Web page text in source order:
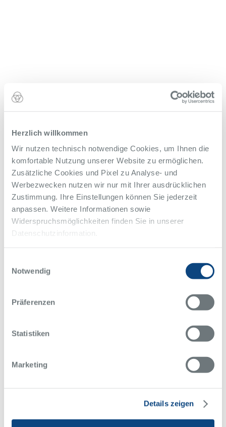
Herzlich willkommen
Wir nutzen technisch notwendige Cookies, um Ihnen die
komfortable Nutzung unserer Website zu ermöglichen.
Zusätzliche Cookies und Pixel zu Analyse- und
Werbezwecken nutzen wir nur mit Ihrer ausdrücklichen
Zustimmung. Ihre Einstellungen können Sie jederzeit
anpassen. Weitere Informationen sowie
Widerspruchsmöglichkeiten finden Sie in unserer
Datenschutzinformation.
Notwendig
Präferenzen
Statistiken
Marketing
Details zeigen
Startseite Leistungen Kliniken
Intensivmedizin und Weaning